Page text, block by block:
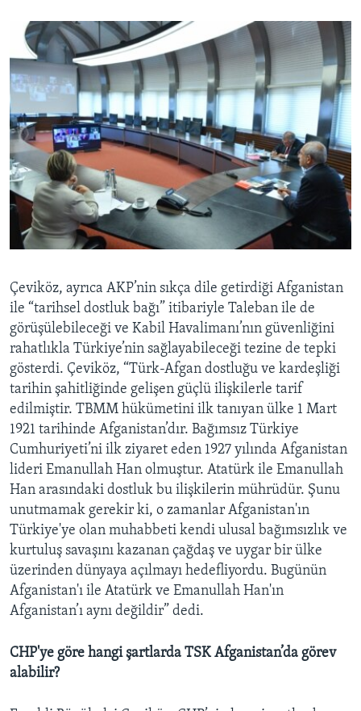
Çeviköz, ayrıca AKP’nin sıkça dile getirdiği Afganistan
ile “tarihsel dostluk bağı” itibariyle Taleban ile de
görüşülebileceği ve Kabil Havalimanı’nın güvenliğini
rahatlıkla Türkiye’nin sağlayabileceği tezine de tepki
gösterdi. Çeviköz, “Türk-Afgan dostluğu ve kardeşliği
tarihin şahitliğinde gelişen güçlü ilişkilerle tarif
edilmiştir. TBMM hükümetini ilk tanıyan ülke 1 Mart
1921 tarihinde Afganistan’dır. Bağımsız Türkiye
Cumhuriyeti’ni ilk ziyaret eden 1927 yılında Afganistan
lideri Emanullah Han olmuştur. Atatürk ile Emanullah
Han arasındaki dostluk bu ilişkilerin mührüdür. Şunu
unutmamak gerekir ki, o zamanlar Afganistan'ın
Türkiye'ye olan muhabbeti kendi ulusal bağımsızlık ve
kurtuluş savaşını kazanan çağdaş ve uygar bir ülke
üzerinden dünyaya açılmayı hedefliyordu. Bugünün
Afganistan'ı ile Atatürk ve Emanullah Han'ın
Afganistan’ı aynı değildir” dedi.
CHP'ye göre hangi şartlarda TSK Afganistan’da görev
alabilir?